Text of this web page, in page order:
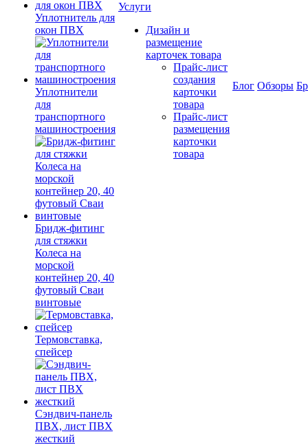
Уплотнитель для
окон ПВХ
Уплотнители
для
транспортного
машиностроения
Бридж-фитинг
для стяжки
Колеса на
морской
контейнер 20, 40
футовый Сваи
винтовые
Термовставка,
спейсер
Сэндвич-панель
ПВХ, лист ПВХ
жесткий
Услуги
Дизайн и
размещение
карточек товара
Прайс-лист
создания
карточки
товара
Прайс-лист
размещения
карточки
товара
Блог Обзоры